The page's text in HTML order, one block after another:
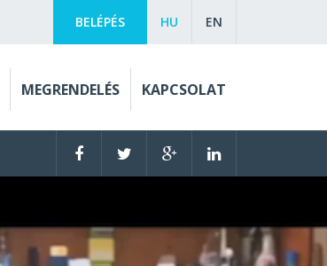
EN
HU
BELÉPÉS
MEGRENDELÉS KAPCSOLAT